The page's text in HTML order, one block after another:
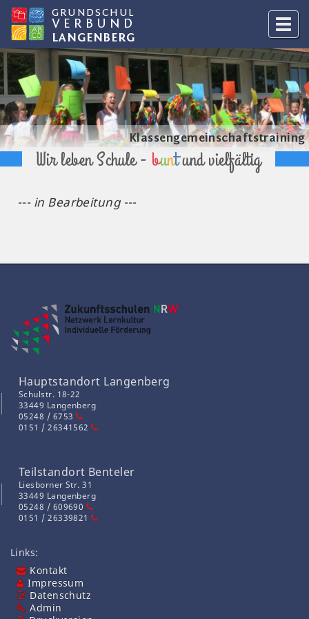
GRUNDSCHUL
VERBUND
LANGENBERG
Klassengemeinschaftstraining
Wir leben Schule - buntund vielfältig
--- in Bearbeitung ---
Hauptstandort Langenberg
Schulstr. 18-22
33449 Langenberg
05248 / 6753
0151 / 26341562
Teilstandort Benteler
Liesborner Str. 31
33449 Langenberg
05248 / 609690
0151 / 26339821
Links:
Kontakt
Impressum
Datenschutz
Admin